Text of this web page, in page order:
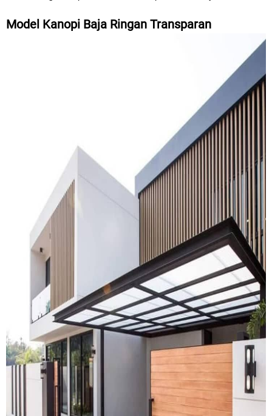
Model Kanopi Baja Ringan Transparan